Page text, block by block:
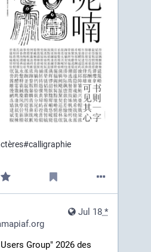
#calligraphie
Jul 18 *
Group" 2026 des